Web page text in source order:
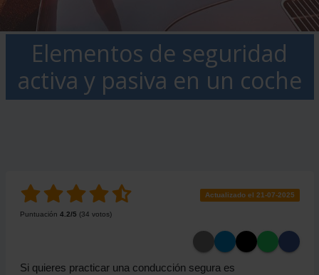
Elementos de seguridad
activa y pasiva en un coche
Puntuación 4.2/5 (34 votos)
Actualizado el 21-07-2025
Si quieres practicar una conducción segura es